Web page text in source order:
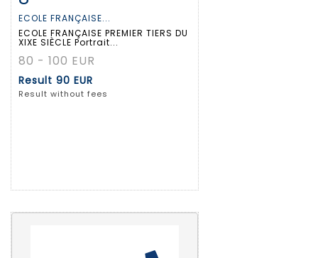
ECOLE FRANÇAISE...
ECOLE FRANÇAISE PREMIER TIERS DU
XIXE SIÈCLE Portrait...
80 - 100 EUR
Result 90 EUR
Result without fees